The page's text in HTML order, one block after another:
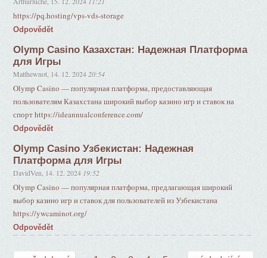
https://pq.hosting/vps-vds-storage
Odpovědět
Olymp Casino Казахстан: Надежная Платформа
для Игры
Matthewnot 14. 12. 2024 20:54
Olymp Casino — популярная платформа, предоставляющая
пользователям Казахстана широкий выбор казино игр и ставок на
спорт https://ideannualconference.com/
Odpovědět
Olymp Casino Узбекистан: Надежная
Платформа для Игры
DavidVen 14. 12. 2024 19:52
Olymp Casino — популярная платформа, предлагающая широкий
выбор казино игр и ставок для пользователей из Узбекистана
https://ywcaminot.org/
Odpovědět